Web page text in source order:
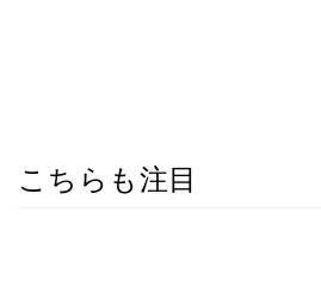
こちらも注目